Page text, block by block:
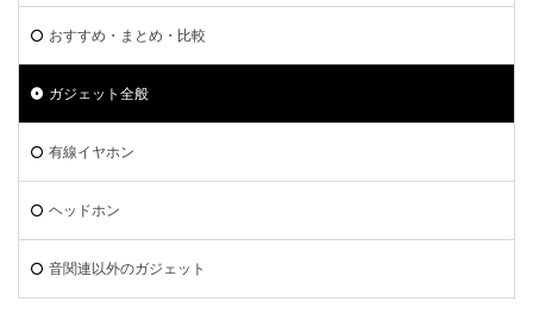
おすすめ・まとめ・比較
ガジェット全般
有線イヤホン
ヘッドホン
音関連以外のガジェット